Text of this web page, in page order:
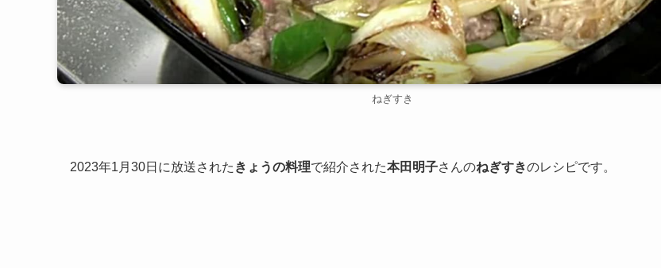
ねぎすき
2023年1月30日に放送された きょうの料理で紹介された本田明子さんのねぎすきのレシピです。